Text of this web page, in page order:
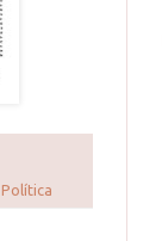
Política